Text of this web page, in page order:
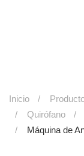
Inicio
Quirófano
Máquina de